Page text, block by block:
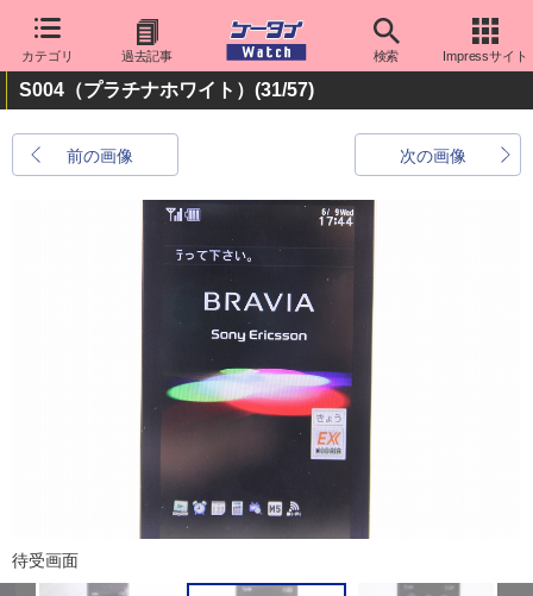
カテゴリ 過去記事 検索 Impressサイト
S004（プラチナホワイト） (31/57)
前の画像 次の画像
待受画面